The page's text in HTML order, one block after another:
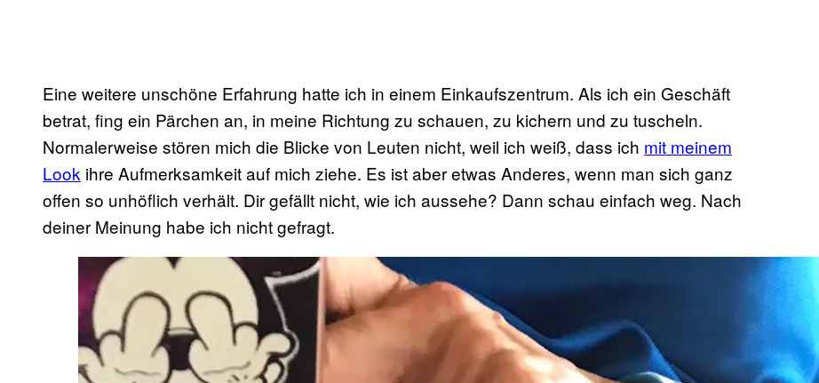
Eine weitere unschöne Erfahrung hatte ich in einem Einkaufszentrum. Als ich ein Geschäft
betrat, fing ein Pärchen an, in meine Richtung zu schauen, zu kichern und zu tuscheln.
Normalerweise stören mich die Blicke von Leuten nicht, weil ich weiß, dass ich mit meinem
Look ihre Aufmerksamkeit auf mich ziehe. Es ist aber etwas Anderes, wenn man sich ganz
offen so unhöflich verhält. Dir gefällt nicht, wie ich aussehe? Dann schau einfach weg. Nach
deiner Meinung habe ich nicht gefragt.